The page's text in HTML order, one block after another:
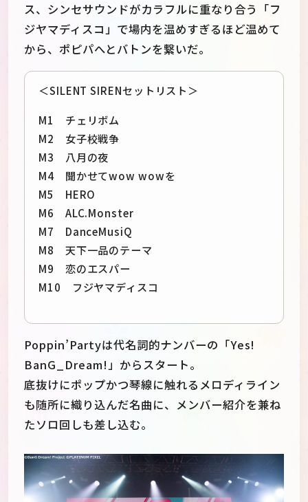
ス、シンセサウンドがカラフルに重なり合う「フ
ジヤマディスコ」で場内を温めすぎるほど温めて
から、ポピパへとバトンを繋いだ。
＜SILENT SIRENセットリスト＞
M1 チェリボム
M2 女子校戦争
M3 八月の夜
M4 聞かせてwow wowを
M5 HERO
M6 ALC.Monster
M7 DanceMusiQ
M8 天下一品のテーマ
M9 恋のエスパー
M10 フジヤマディスコ
Poppin’Partyは代名詞的ナンバーの「Yes!
BanG_Dream!」からスタート。
底抜けにポップかつ琴線に触れるメロディライン
も随所に織り込んだ名曲に、メンバー紹介を兼ね
たソロ回しも差し込む。